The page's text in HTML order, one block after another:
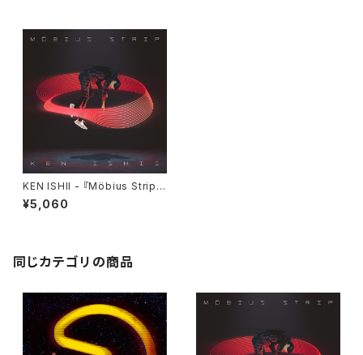
KEN ISHII - 『Möbius Strip』
【完全生産限定盤Type A】
¥5,060
同じカテゴリの商品